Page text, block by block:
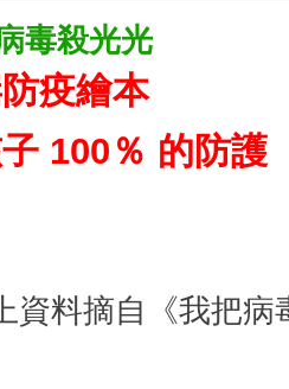
毒殺光光
疫繪本
100％ 的防護
資料摘自 《我把